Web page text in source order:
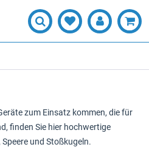
zum Einsatz kommen, die für
finden Sie hier hochwertige
und Stoßkugeln.